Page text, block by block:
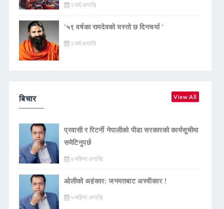
२ वर्ष अगाडि
‘५९ वर्षका रामदेवकाे यस्ताे छ दिनचर्या ’
२ वर्ष अगाडि
बिचार View All
प्रवासी र रिटर्नी नेपालीको पीडा सरकारको कार्यसूचीमा
समेटिनुपर्छ
४ महिना अगाडि
ओलीको अहंकार: जनमतबाट अस्वीकार !
५ महिना अगाडि